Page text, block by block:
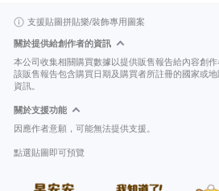
支援貼圖拼貼樂/裝飾專用圖案
關於提供給創作者的資訊
本公司收集相關購買數據以提供販售報告給內容創作
該販售報告包含購買日期及購買者所註冊的國家或
資訊。
關於支援功能
因應作者意願，可能無法提供支援。
點選貼圖即可預覽